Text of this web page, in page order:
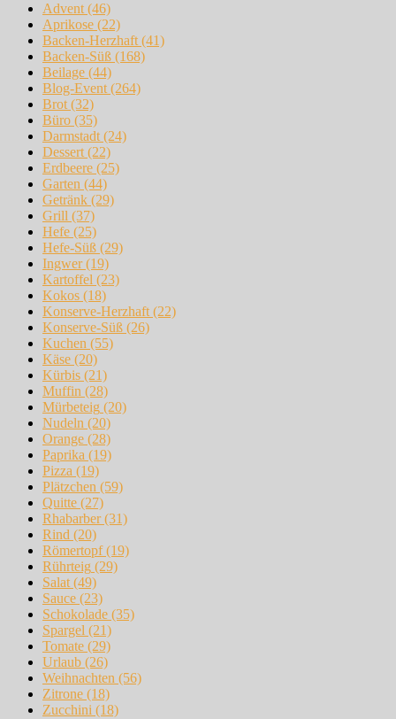
Advent(46)
Aprikose (22)
Backen-Herzhaft(41)
Backen-Süß (168)
Beilage (44)
Blog-Event(264)
Brot(32)
Büro (35)
Darmstadt(24)
Dessert(22)
Erdbeere (25)
Garten (44)
Getränk (29)
Grill (37)
Hefe (25)
Hefe-Süß (29)
Ingwer(19)
Kartoffel (23)
Kokos (18)
Konserve-Herzhaft(22)
Konserve-Süß (26)
Kuchen (55)
Käse (20)
Kürbis (21)
Muffin (28)
Mürbeteig (20)
Nudeln (20)
Orange (28)
Paprika (19)
Pizza (19)
Plätzchen (59)
Quitte (27)
Rhabarber(31)
Rind (20)
Römertopf(19)
Rührteig (29)
Salat(49)
Sauce (23)
Schokolade (35)
Spargel (21)
Tomate (29)
Urlaub (26)
Weihnachten (56)
Zitrone (18)
Zucchini (18)